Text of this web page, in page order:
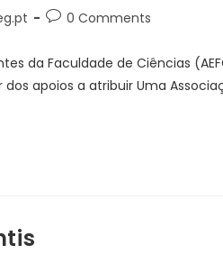
0 Comments
da Faculdade de Ciências
apoios a atribuir Uma